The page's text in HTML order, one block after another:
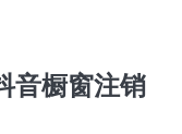
音橱窗注销